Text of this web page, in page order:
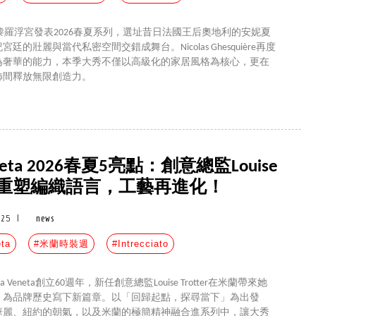
羅浮宮發表2026春夏系列，選址昔日法國王后奧地利的安妮夏
廷的壯麗與當代私密空間交錯成舞台。Nicolas Ghesquière再度
華的能力，本季大秀不僅以高級化的家居風格為核心，更在
釋放無限創造力。
2026春夏5亮點：創意總監Louise
塑編織語言，工藝再進化！
news
#米蘭時裝週 #Intrecciato
Veneta創立60週年，新任創意總監Louise Trotter在米蘭帶來她
品牌歷史寫下新篇章。以「回歸起點，探尋當下」為出發
、紐約的朝氣，以及米蘭的極簡精神融合進系列中，讓大秀